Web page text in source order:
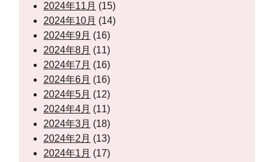
2024年11月 (15)
2024年10月 (14)
2024年9月 (16)
2024年8月 (11)
2024年7月 (16)
2024年6月 (16)
2024年5月 (12)
2024年4月 (11)
2024年3月 (18)
2024年2月 (13)
2024年1月 (17)